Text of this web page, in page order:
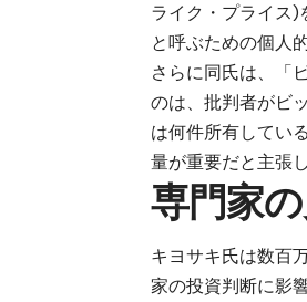
ライク・プライス)
と呼ぶための個人
さらに同氏は、「
のは、批判者がビ
は何件所有してい
量が重要だと主張し
専門家
キヨサキ氏は数百
家の投資判断に影